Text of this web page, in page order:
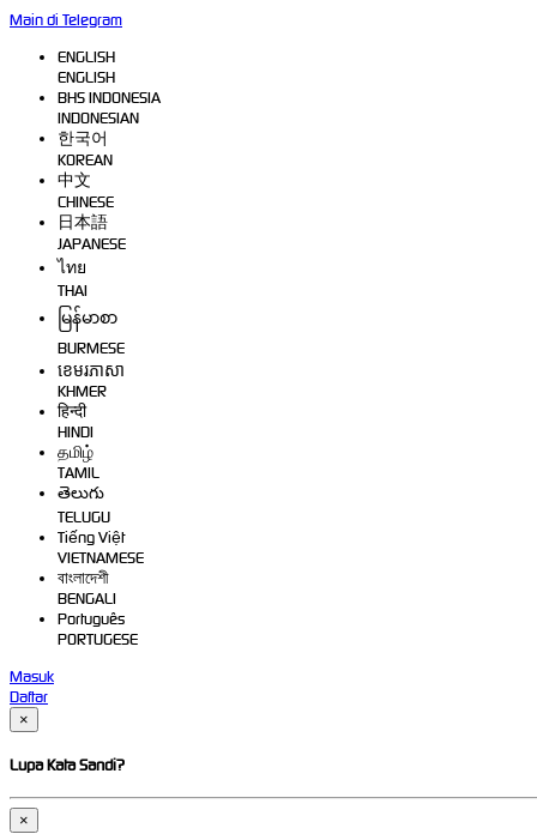
Main di Telegram
ENGLISH
ENGLISH
BHS INDONESIA
INDONESIAN
한국어
KOREAN
中文
CHINESE
日本語
JAPANESE
ไทย
THAI
မြန်မာစာ
BURMESE
ខេមរភាសា
KHMER
हिन्दी
HINDI
தமிழ்
TAMIL
తెలుగు
TELUGU
Tiếng Việt
VIETNAMESE
বাংলাদেশী
BENGALI
Português
PORTUGESE
Masuk
Daftar
×
Lupa Kata Sandi?
×